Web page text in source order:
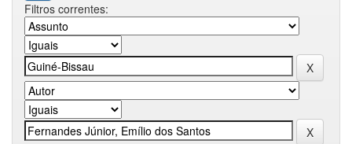
Filtros correntes: